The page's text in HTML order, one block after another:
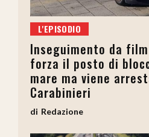
L'EPISODIO
Inseguimento da
forza il posto di
mare ma viene
Carabinieri
Redazione